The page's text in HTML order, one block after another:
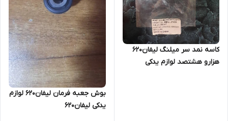
کاسه نمد سر میلنگ لیفان۶۲۰
هزارو هشتصد لوازم یدکی
بوش جعبه فرمان لیفان۶۲۰ لوازم
یدکی لیفان۶۲۰